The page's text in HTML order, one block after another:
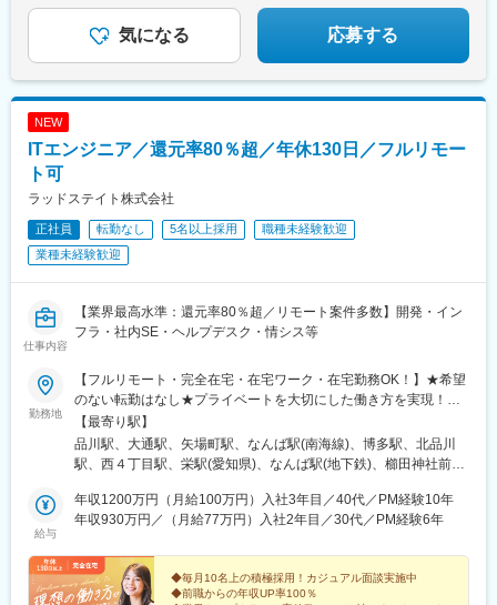
なります。
スキルを伸ばしながら活躍できるエンジニア募集！
気になる 応募する
NEW
ITエンジニア／還元率80％超／年休130日／フルリモー
ト可
ラッドステイト株式会社
正社員 転勤なし 5名以上採用
職種未経験歓迎
業種未経験歓迎
仕事内容
【業界最高水準：還元率80％超／リモート案件多数】開発・イン
フラ・社内SE・ヘルプデスク・情シス等
勤務地
【フルリモート・完全在宅・在宅ワーク・在宅勤務OK！】★希望
のない転勤はなし★プライベートを大切にした働き方を実現！★
東京・大阪・名古屋・北海道・福岡など全国の希望の勤務地で希
望の働き方ができます！★入社後に本人希望で上京や地方への引
っ越しした方も複数名いて、その人に合った働き方を実現！
細】■本社：品川駅直結 東京都港区港南2-16-1 品川イーストワ
ンタワー7F■札幌：大通駅直結 北海道札幌市中央区大通西1-14-
中区栄3-15-33 栄ガスビル13F■大阪：南海なんば駅直結 大阪府
大阪市浪速区難波中2-10-70 なんばパークスタワー19F■福岡：博
多駅より徒歩2分 福岡県福岡市博多区博多駅前3-4-25 アクロス
【最寄り駅】
品川駅、大通駅、矢場町駅、なんば駅(南海線)、博多駅、北品川
駅、西４丁目駅、栄駅(愛知県)、なんば駅(地下鉄)、櫛田神社前
給与
年収1200万円（月給100万円）入社3年目／40代／PM経験10年
年収930万円／（月給77万円）入社2年目／30代／PM経験6年
◆毎月10名上の積極採用！カジュアル面談実施中
◆前職からの年収UP率100％